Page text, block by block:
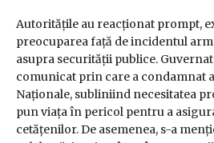
Autoritățile au reacționat prompt,
preocuparea față de incidentul
asupra securității publice.
comunicat prin care a condamnat
Naționale, subliniind necesitatea
pun viața în pericol pentru a
cetățenilor. De asemenea, s-a